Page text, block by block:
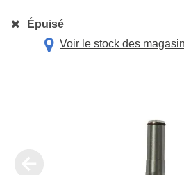
Épuisé
Voir le stock des